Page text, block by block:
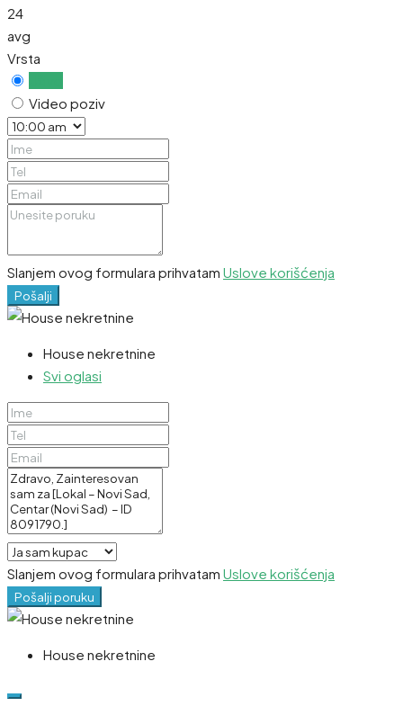
24
avg
Vrsta
Video poziv
Slanjem ovog formulara prihvatam Uslove korišćenja
Pošalji
House nekretnine
Svi oglasi
Slanjem ovog formulara prihvatam Uslove korišćenja
Pošalji poruku
House nekretnine